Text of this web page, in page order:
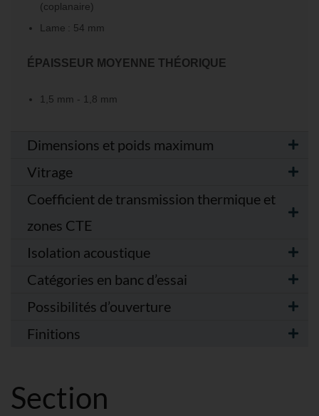
(coplanaire)
Lame : 54 mm
ÉPAISSEUR MOYENNE THÉORIQUE
1,5 mm - 1,8 mm
Dimensions et poids maximum
Vitrage
Coefficient de transmission thermique et
zones CTE
Isolation acoustique
Catégories en banc d’essai
Possibilités d’ouverture
Finitions
Section